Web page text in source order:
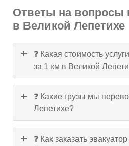
Ответы на вопросы
в Великой Лепетихе
❓ Какая стоимость
за 1 км в Великой
❓ Какие грузы мы
Лепетихе?
❓ Как заказать